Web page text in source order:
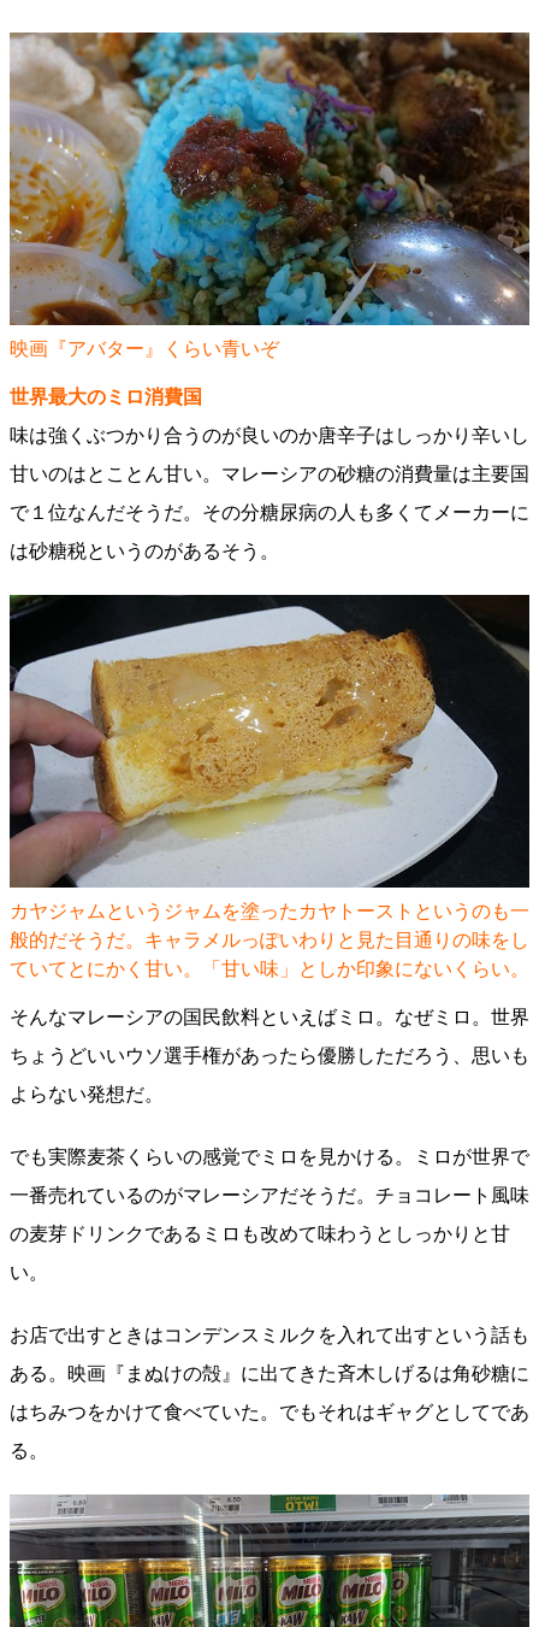
映画『アバター』くらい青いぞ
世界最大のミロ消費国
味は強くぶつかり合うのが良いのか唐辛子はしっかり辛いし
甘いのはとことん甘い。マレーシアの砂糖の消費量は主要国
で１位なんだそうだ。その分糖尿病の人も多くてメーカーに
は砂糖税というのがあるそう。
カヤジャムというジャムを塗ったカヤトーストというのも一
般的だそうだ。キャラメルっぽいわりと見た目通りの味をし
ていてとにかく甘い。「甘い味」としか印象にないくらい。
そんなマレーシアの国民飲料といえばミロ。なぜミロ。世界
ちょうどいいウソ選手権があったら優勝しただろう、思いも
よらない発想だ。
でも実際麦茶くらいの感覚でミロを見かける。ミロが世界で
一番売れているのがマレーシアだそうだ。チョコレート風味
の麦芽ドリンクであるミロも改めて味わうとしっかりと甘
い。
お店で出すときはコンデンスミルクを入れて出すという話も
ある。映画『まぬけの殻』に出てきた斉木しげるは角砂糖に
はちみつをかけて食べていた。でもそれはギャグとしてであ
る。